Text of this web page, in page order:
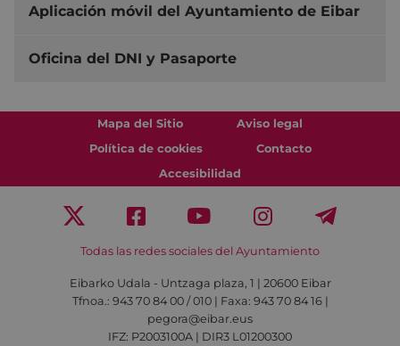
Aplicación móvil del Ayuntamiento de Eibar
Oficina del DNI y Pasaporte
Mapa del Sitio
Aviso legal
Política de cookies
Contacto
Accesibilidad
Todas las redes sociales del Ayuntamiento
Eibarko Udala - Untzaga plaza, 1 | 20600 Eibar
Tfnoa.: 943 70 84 00 / 010 | Faxa: 943 70 84 16 |
pegora@eibar.eus
IFZ: P2003100A | DIR3 L01200300